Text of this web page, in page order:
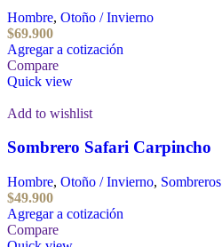
Hombre, Otoño / Invierno
$69.900
Agregar a cotización
Compare
Quick view
Add to wishlist
Sombrero Safari Carpincho
Hombre, Otoño / Invierno, Sombreros
$49.900
Agregar a cotización
Compare